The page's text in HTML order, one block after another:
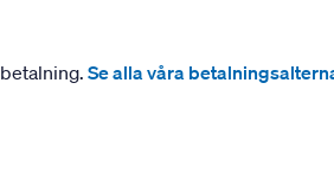
Se alla våra